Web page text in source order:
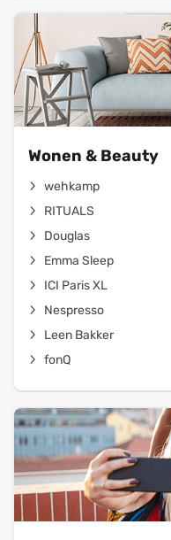
Wonen & Beauty
wehkamp
RITUALS
Douglas
Emma Sleep
ICI Paris XL
Nespresso
Leen Bakker
fonQ